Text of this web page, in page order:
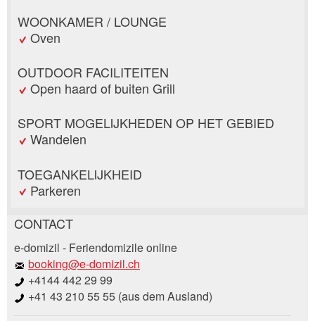
WOONKAMER / LOUNGE
Oven
OUTDOOR FACILITEITEN
Open haard of buiten Grill
SPORT MOGELIJKHEDEN OP HET GEBIED
Wandelen
TOEGANKELIJKHEID
Parkeren
Post afkeuren
Uw feedback wordt zeer gewaardeerd!
Beveel deze advertentie aan bij vrienden.
CONTACT
e-domizil - Feriendomizile online
booking@e-domizil.ch
+4144 442 29 99
+41 43 210 55 55 (aus dem Ausland)